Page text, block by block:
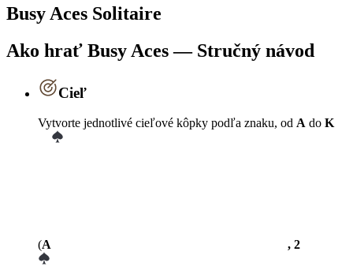
Busy Aces Solitaire
Ako hrať Busy Aces — Stručný návod
Cieľ
Vytvorte jednotlivé cieľové kôpky podľa znaku, od A do K
(A , 2